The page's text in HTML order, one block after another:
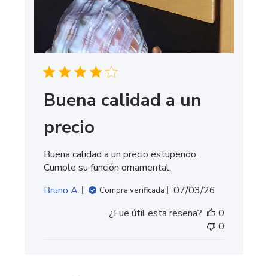
Buena calidad a un
precio
Buena calidad a un precio estupendo.
Cumple su función ornamental.
Bruno A.
Compra verificada
Fecha
publicación
07/03/26
¿Fue útil esta reseña?
0
0